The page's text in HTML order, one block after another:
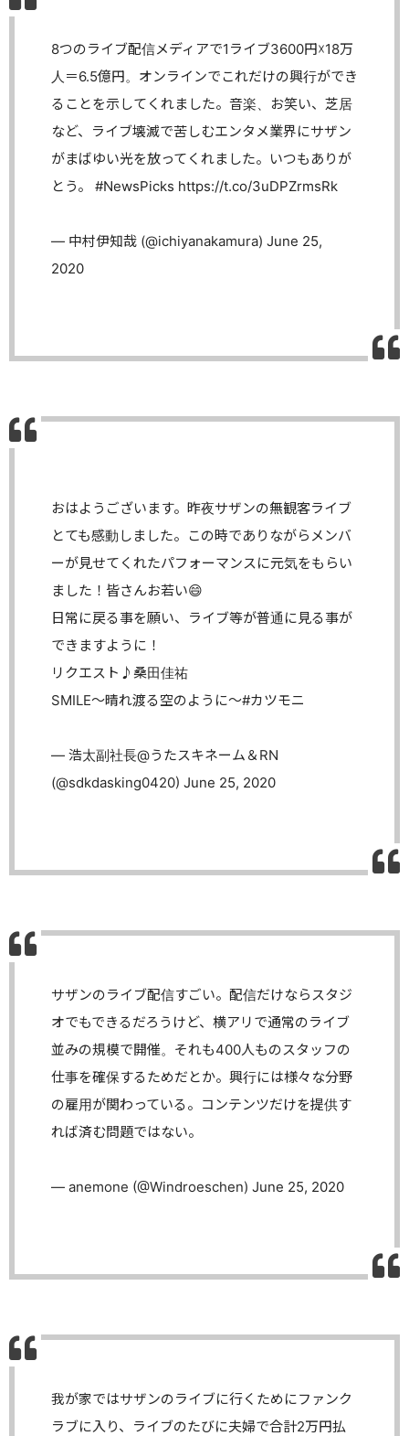
8つのライブ配信メディアで1ライブ3600円☓18万
人＝6.5億円。オンラインでこれだけの興行ができ
ることを示してくれました。音楽、お笑い、芝居
など、ライブ壊滅で苦しむエンタメ業界にサザン
がまばゆい光を放ってくれました。いつもありが
とう。 #NewsPicks https://t.co/3uDPZrmsRk
— 中村伊知哉 (@ichiyanakamura) June 25,
2020
おはようございます。昨夜サザンの無観客ライブ
とても感動しました。この時でありながらメンバ
ーが見せてくれたパフォーマンスに元気をもらい
ました！皆さんお若い😄
日常に戻る事を願い、ライブ等が普通に見る事が
できますように！
リクエスト♪桑田佳祐
SMILE～晴れ渡る空のように～#カツモニ
— 浩太副社長@うたスキネーム＆RN
(@sdkdasking0420) June 25, 2020
サザンのライブ配信すごい。配信だけならスタジ
オでもできるだろうけど、横アリで通常のライブ
並みの規模で開催。それも400人ものスタッフの
仕事を確保するためだとか。興行には様々な分野
の雇用が関わっている。コンテンツだけを提供す
れば済む問題ではない。
— anemone (@Windroeschen) June 25, 2020
我が家ではサザンのライブに行くためにファンク
ラブに入り、ライブのたびに夫婦で合計2万円払